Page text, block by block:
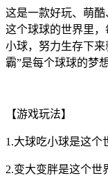
这是一款好玩、萌
这个球球的世界里
小球，努力生存下
霸”是每个球球的梦想
【游戏玩法】
1.大球吃小球是这个
2.变大变胖是这个世